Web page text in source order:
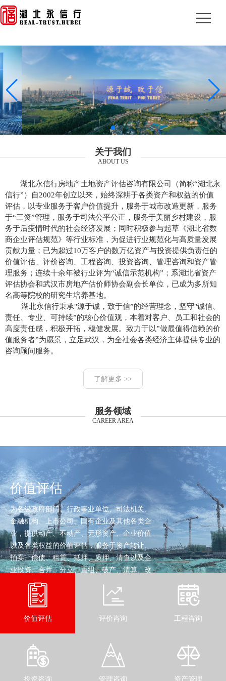
关于我们
ABOUT US
湖北永信行房地产土地资产评估咨询有限公司（简称“湖北永
信行”）自2002年创立以来，始终深耕于各类资产和权益的价值
评估，以专业服务于客户价值提升，服务于城市改造更新，服务
于“三资”管理，服务于司法公平公正，服务于美丽乡村建设，服
务于后疫情时代的社会经济发展；同时积极参与起草《湖北省数
商企业评估规范》等行业标准，为促进行业规范化与高质量发展
贡献力量；已为超过10万客户的数万亿资产与投资提供负责任的
价值评估、评价咨询、工程咨询、投资咨询、管理咨询和资产管
理服务；连续十余年被行业评为“诚信示范机构”；系湖北省资产
评估协会和武汉市房地产估价师协会副会长单位，已成为多所知
名高等院校的研究生培养基地。
湖北永信行秉承"源于诚，致于信”的经营理念，坚守"诚信、
责任、专业、可持续”的核心价值观，本着对客户、员工和社会的
高度责任感，积极开拓，稳健发展。致力于以”做最值得信赖的价
值服务者”为愿景，立足武汉，为全社会各类经济主体提供专业的
咨询顾问服务。
了解更多 >>
服务领域
CAREER AREA
价值评估
为各级政府部门、行政事业单位、司法机关、
金融机构、上市公司、国有企业及其他各类企
业，提供动产、不动产、无形资产、企业价值
以及各类权益的价值评估，服务于资产转让、
拍卖、偿债、租赁、抵押、质押、清查以及企
业投资、合并、分立、重组、破产、清算、改
制等经济行为。
查看详细
价值评估 评价咨询 工程咨询
投资咨询 管理咨询 资产管理